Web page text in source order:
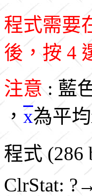
程式需要
後，按 4
注意: 藍
， x為平
程式 (286
ClrStat: